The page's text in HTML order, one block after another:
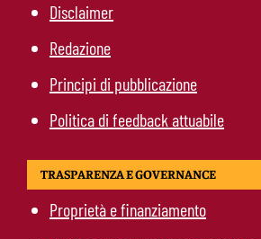
Disclaimer
Redazione
Principi di pubblicazione
Politica di feedback attuabile
TRASPARENZA E GOVERNANCE
Proprietà e finanziamento